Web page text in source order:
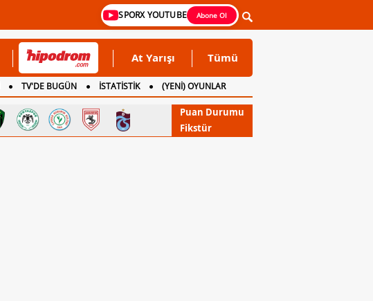
SPORX YOUTUBE Abone Ol
At Yarışı Tümü
TV'DE BUGÜN İSTATİSTİK
(YENİ) OYUNLAR
Puan Durumu
Fikstür